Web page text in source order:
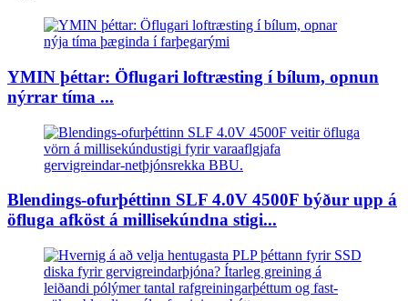
YMIN þéttar: Öflugari loftræsting í bílum, opnun
nýrrar tíma ...
Blendings-ofurþéttinn SLF 4.0V 4500F býður upp á
öfluga afköst á millisekúndna stigi...